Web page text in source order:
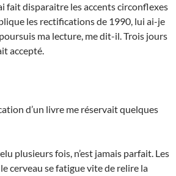
fait disparaitre les accents circonflexes
les rectifications de 1990, lui ai-je
ma lecture, me dit-il. Trois jours
accepté.
d’un livre me réservait quelques
plusieurs fois, n’est jamais parfait. Les
cerveau se fatigue vite de relire la